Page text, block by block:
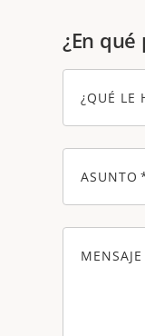
¿En
¿QUÉ LE
ASUNTO
MENSAJE